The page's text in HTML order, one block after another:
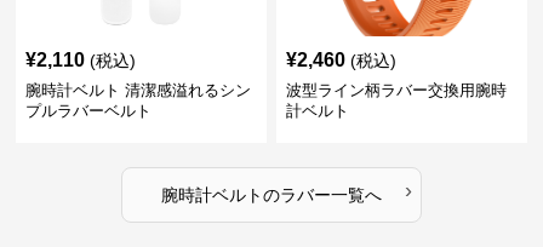
¥2,110 (税込)
腕時計ベルト 清潔感溢れるシン
プルラバーベルト
¥2,460 (税込)
波型ライン柄ラバー交換用腕時
計ベルト
腕時計ベルトのラバー一覧へ ›